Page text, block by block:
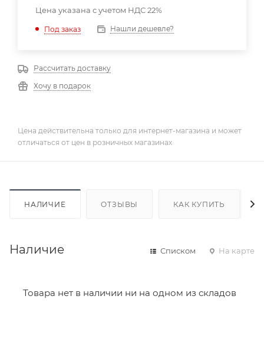
Цена указана с учетом НДС 22%
Под заказ Нашли дешевле?
Рассчитать доставку
Хочу в подарок
Цена действительна только для интернет-магазина и может
отличаться от цен в розничных магазинах
НАЛИЧИЕ ОТЗЫВЫ КАК КУПИТЬ
Наличие Списком На карте
Товара нет в наличии ни на одном из складов